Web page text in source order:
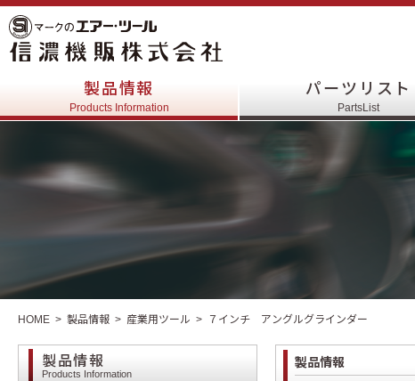
製品情報
Products Information
パーツリスト
PartsList
HOME 製品情報 産業用ツール ７インチ アングルグラインダー
製品情報
Products Information
製品情報